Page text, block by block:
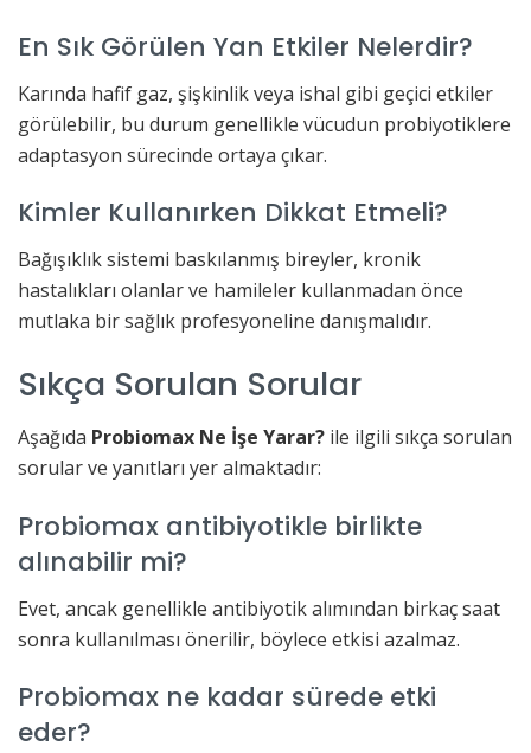
En Sık Görülen Yan Etkiler Nelerdir?
Karında hafif gaz, şişkinlik veya ishal gibi geçici etkiler
görülebilir, bu durum genellikle vücudun probiyotiklere
adaptasyon sürecinde ortaya çıkar.
Kimler Kullanırken Dikkat Etmeli?
Bağışıklık sistemi baskılanmış bireyler, kronik
hastalıkları olanlar ve hamileler kullanmadan önce
mutlaka bir sağlık profesyoneline danışmalıdır.
Sıkça Sorulan Sorular
Aşağıda Probiomax Ne İşe Yarar? ile ilgili sıkça sorulan
sorular ve yanıtları yer almaktadır:
Probiomax antibiyotikle birlikte
alınabilir mi?
Evet, ancak genellikle antibiyotik alımından birkaç saat
sonra kullanılması önerilir, böylece etkisi azalmaz.
Probiomax ne kadar sürede etki
eder?